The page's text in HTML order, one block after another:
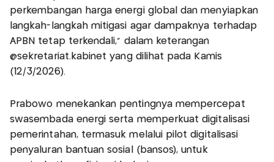
perkembangan harga energi global dan menyiapkan
langkah-langkah mitigasi agar dampaknya terhadap
APBN tetap terkendali," dalam keterangan
@sekretariat.kabinet yang dilihat pada Kamis
(12/3/2026).
Prabowo menekankan pentingnya mempercepat
swasembada energi serta memperkuat digitalisasi
pemerintahan, termasuk melalui pilot digitalisasi
penyaluran bantuan sosial (bansos), untuk